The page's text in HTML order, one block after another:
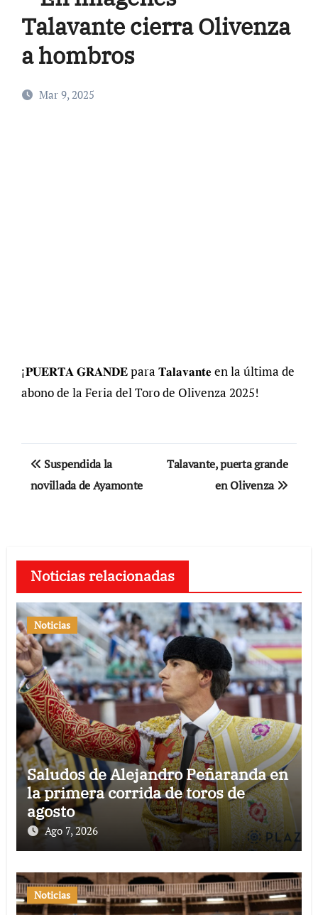
Talavante cierra Olivenza
a hombros
Mar 9, 2025
¡𝐏𝐔𝐄𝐑𝐓𝐀 𝐆𝐑𝐀𝐍𝐃𝐄 para 𝐓𝐚𝐥𝐚𝐯𝐚𝐧𝐭𝐞 en la última de
abono de la Feria del Toro de Olivenza 2025!
Navegación
de
Suspendida la
novillada de Ayamonte
Talavante, puerta grande
en Olivenza
Noticias relacionadas
Noticias
Saludos de Alejandro Peñaranda en
la primera corrida de toros de
agosto
Ago 7, 2026
Noticias